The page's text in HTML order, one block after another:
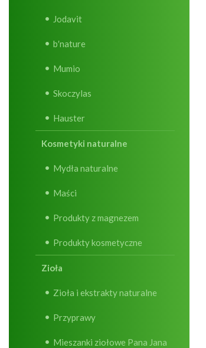
Jodavit
b′nature
Mumio
Skoczylas
Hauster
Kosmetyki naturalne
Mydła naturalne
Maści
Produkty z magnezem
Produkty kosmetyczne
Zioła
Zioła i ekstrakty naturalne
Przyprawy
Mieszanki ziołowe Pana Jana